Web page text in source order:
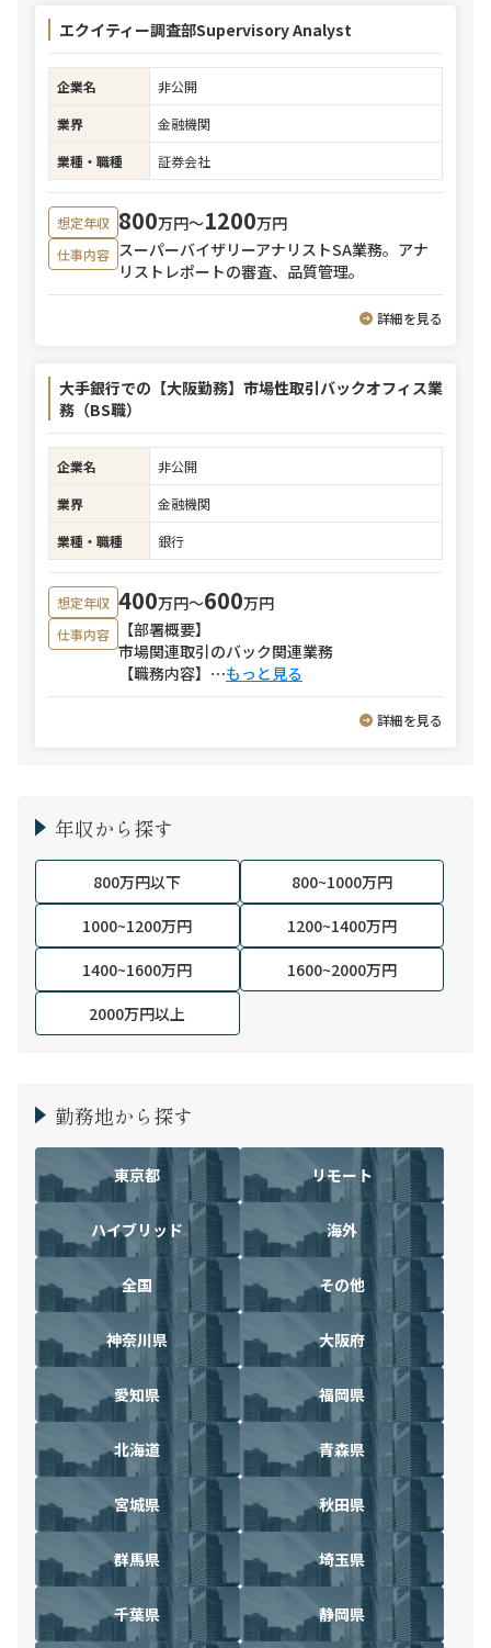
エクイティー調査部Supervisory Analyst
企業名
非公開
業界
金融機関
業種・職種
証券会社
想定年収 800万円〜1200万円
仕事内容 スーパーバイザリーアナリストSA業務。アナ
リストレポートの審査、品質管理。
詳細を見る
大手銀行での【大阪勤務】市場性取引バックオフィス業
務（BS職）
企業名
非公開
業界
金融機関
業種・職種
銀行
想定年収 400万円〜600万円
仕事内容
【部署概要】
市場関連取引のバック関連業務
【職務内容】 ⋯もっと見る
詳細を見る
年収から探す
800万円以下
800~1000万円
1000~1200万円
1200~1400万円
1400~1600万円
1600~2000万円
2000万円以上
勤務地から探す
東京都 リモート
ハイブリッド 海外
全国 その他
神奈川県 大阪府
愛知県 福岡県
北海道 青森県
宮城県 秋田県
群馬県 埼玉県
千葉県 静岡県